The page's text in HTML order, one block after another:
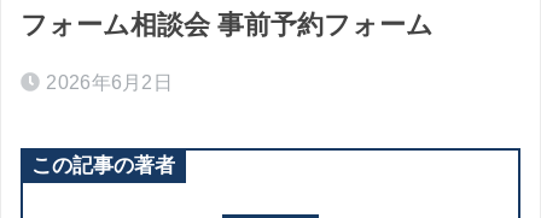
フォーム相談会 事前予約フォーム
2026年6月2日
この記事の著者